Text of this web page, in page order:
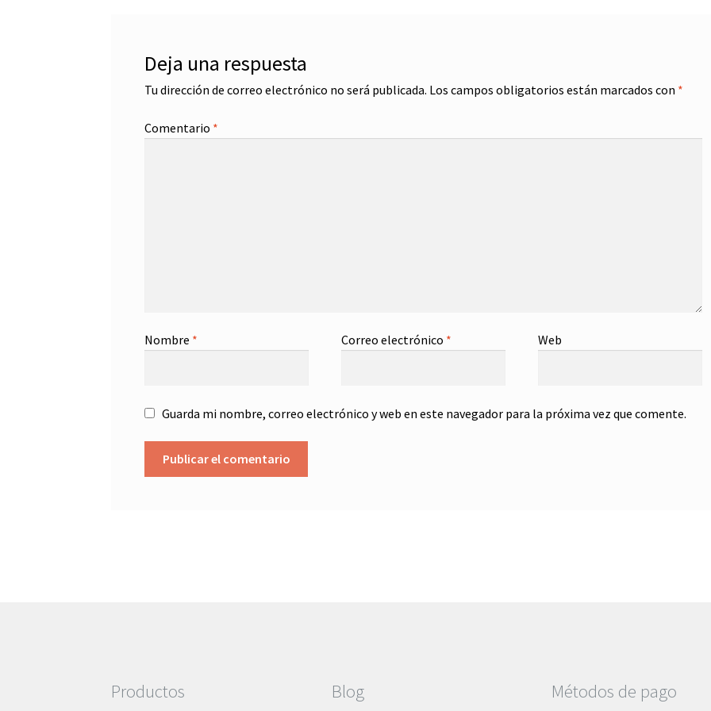
Deja una respuesta
Tu dirección de correo electrónico no será publicada. Los campos obligatorios están marcados con *
Comentario *
Nombre * Correo electrónico * Web
Guarda mi nombre, correo electrónico y web en este navegador para la próxima vez que comente.
Productos Blog Métodos de pago